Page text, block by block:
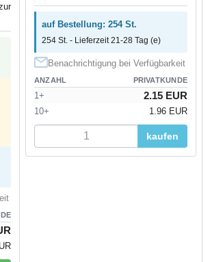
auf Bestellung: 254 St.
254 St. - Lieferzeit 21-28 Tag (e)
Benachrichtigung bei Verfügbarkeit
ANZAHL PRIVATKUNDE
1+ 2.15 EUR
10+ 1.96 EUR
kaufen